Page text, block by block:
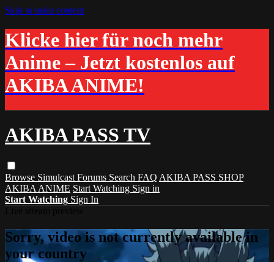
Skip to main content
Klicke hier für noch mehr
Anime – Jetzt kostenlos auf
AKIBA ANIME!
AKIBA PASS TV
Browse Simulcast Forums Search FAQ AKIBA PASS SHOP
AKIBA ANIME Start Watching Sign in
Start Watching Sign In
Sorry, video is not currently available in
your country